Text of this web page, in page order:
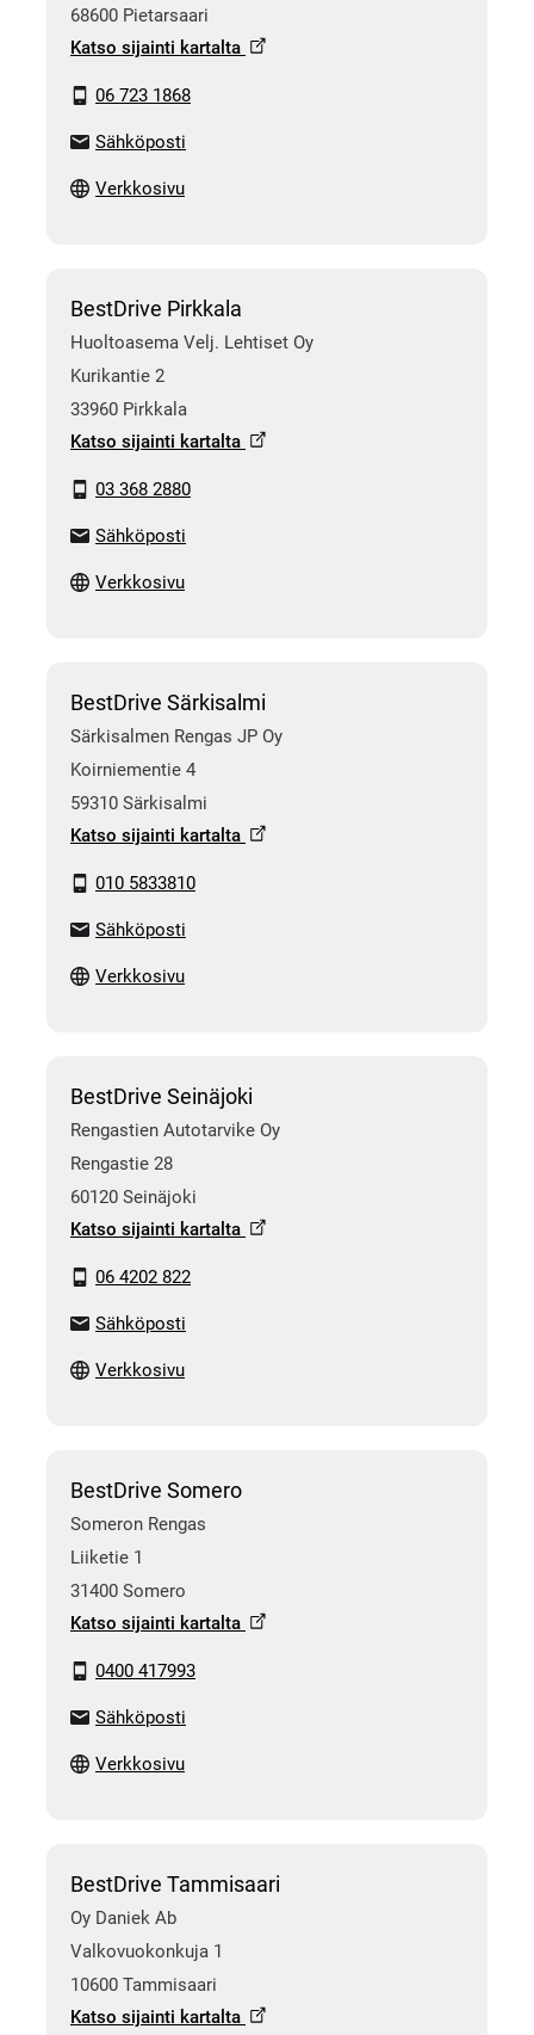
68600 Pietarsaari
Katso sijainti kartalta
06 723 1868
Sähköposti
Verkkosivu
BestDrive Pirkkala
Huoltoasema Velj. Lehtiset Oy
Kurikantie 2
33960 Pirkkala
Katso sijainti kartalta
03 368 2880
Sähköposti
Verkkosivu
BestDrive Särkisalmi
Särkisalmen Rengas JP Oy
Koirniementie 4
59310 Särkisalmi
Katso sijainti kartalta
010 5833810
Sähköposti
Verkkosivu
BestDrive Seinäjoki
Rengastien Autotarvike Oy
Rengastie 28
60120 Seinäjoki
Katso sijainti kartalta
06 4202 822
Sähköposti
Verkkosivu
BestDrive Somero
Someron Rengas
Liiketie 1
31400 Somero
Katso sijainti kartalta
0400 417993
Sähköposti
Verkkosivu
BestDrive Tammisaari
Oy Daniek Ab
Valkovuokonkuja 1
10600 Tammisaari
Katso sijainti kartalta